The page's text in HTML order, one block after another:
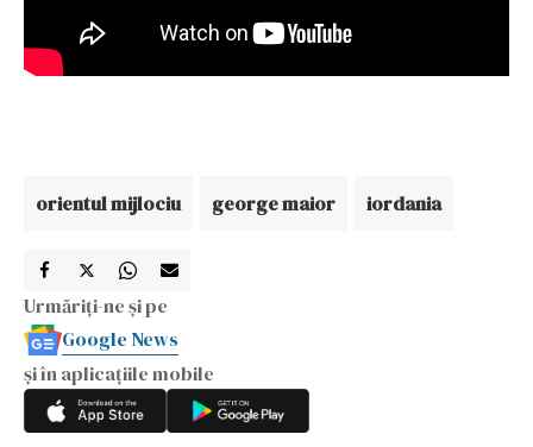
orientul mijlociu george maior iordania
Urmăriți-ne și pe
Google News
și în aplicațiile mobile